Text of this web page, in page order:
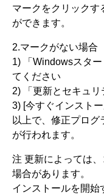
マークをクリックす
ができます。
2.マークがない場合
1) 「Windowsスタ
てください
2) 「更新とセキュ
3) [今すぐインスト
以上で、修正プロ
が行われます。
注 更新によっては
場合があります。
インストールを開始